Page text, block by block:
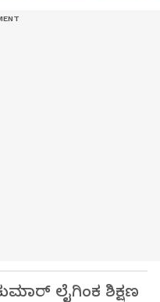
ಲೈಗಿಂಕ ಶಿಕ್ಷಣ